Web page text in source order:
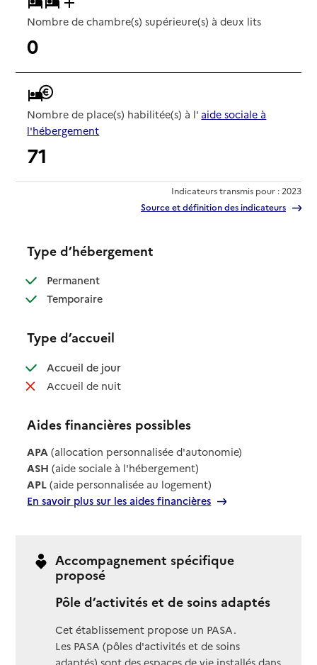
Nombre de chambre(s) supérieure(s) à deux lits
0
Nombre de place(s) habilitée(s) à l' aide sociale à
l'hébergement
71
Indicateurs transmis pour : 2023
Source et définition des indicateurs
Type d’hébergement
Permanent: disponible
Temporaire: disponible
Type d’accueil
Accueil de jour: disponible
Accueil de nuit: non disponible
Aides financières possibles
APA (allocation personnalisée d'autonomie)
ASH (aide sociale à l'hébergement)
APL (aide personnalisée au logement)
En savoir plus sur les aides financières
Accompagnement spécifique
proposé
Pôle d’activités et de soins adaptés
Cet établissement propose un PASA.
Les PASA (pôles d'activités et de soins